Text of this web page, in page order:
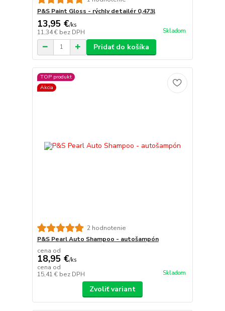
P&S Paint Gloss - rýchly detailér 0,473l
13,95 €/ks
11,34 € bez DPH Skladom
Pridať do košíka
TOP produkt
Akcia
2 hodnotenie
P&S Pearl Auto Shampoo - autošampón
cena od
18,95 €/ks
cena od
15,41 € bez DPH Skladom
Zvoliť variant